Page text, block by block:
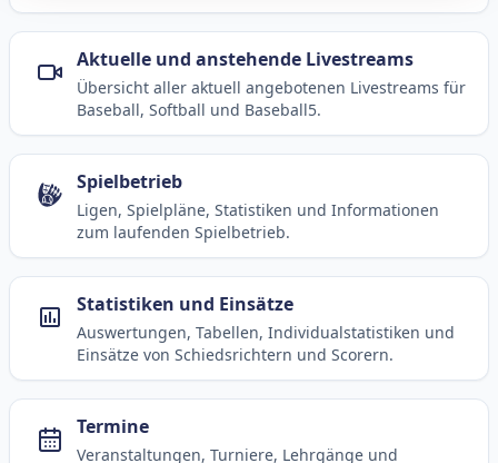
Aktuelle und anstehende Livestreams
Übersicht aller aktuell angebotenen Livestreams für
Baseball, Softball und Baseball5.
Spielbetrieb
Ligen, Spielpläne, Statistiken und Informationen
zum laufenden Spielbetrieb.
Statistiken und Einsätze
Auswertungen, Tabellen, Individualstatistiken und
Einsätze von Schiedsrichtern und Scorern.
Termine
Veranstaltungen, Turniere, Lehrgänge und